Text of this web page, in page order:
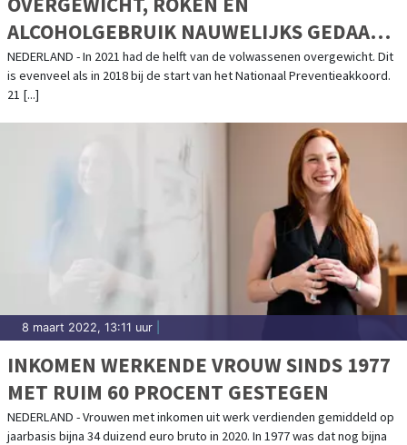
ALCOHOLGEBRUIK NAUWELIJKS GEDAALD
SINDS 2018
NEDERLAND - In 2021 had de helft van de volwassenen overgewicht. Dit
is evenveel als in 2018 bij de start van het Nationaal Preventieakkoord.
21 [...]
8 maart 2022, 13:11 uur
INKOMEN WERKENDE VROUW SINDS 1977
MET RUIM 60 PROCENT GESTEGEN
NEDERLAND - Vrouwen met inkomen uit werk verdienden gemiddeld op
jaarbasis bijna 34 duizend euro bruto in 2020. In 1977 was dat nog bijna